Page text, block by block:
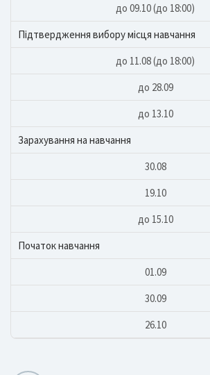
до 09.10 (до 18:00)
Підтвердження вибору місця навчання
до 11.08 (до 18:00)
до 28.09
до 13.10
Зарахування на навчання
30.08
19.10
до 15.10
Початок навчання
01.09
30.09
26.10